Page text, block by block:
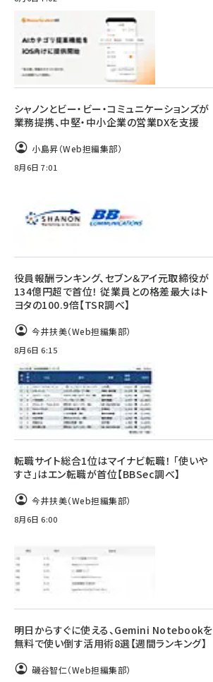
シャノンとビー・ビー・コミュニケーションズが
業務提携、中堅・中小企業の営業DXを支援
小島昇（Web担編集部）
8月6日 7:01
役員報酬ランキング、セブン＆アイ元取締役が
134億円超で首位！ 従業員との格差最大はト
ヨタの100.9倍【TSR調べ】
今井扶美（Web担編集部）
8月6日 6:15
転職サイト総合1位はマイナビ転職！ 「使いや
すさ」はエン転職が首位【BBSec調べ】
今井扶美（Web担編集部）
8月6日 6:00
明日からすぐに使える、Gemini Notebookを
無料で使い倒す活用術8選【週間ランキング】
磯谷智仁（Web担編集部）